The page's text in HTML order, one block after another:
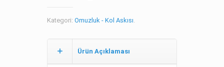
Kategori: Omuzluk - Kol Askısı.
Ürün Açıklaması